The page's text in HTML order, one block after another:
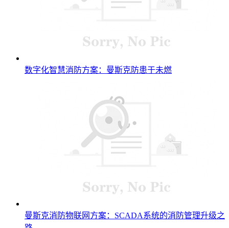
数字化智慧消防方案：曼斯克防患于未燃
曼斯克消防物联网方案：SCADA系统的消防管理升级之